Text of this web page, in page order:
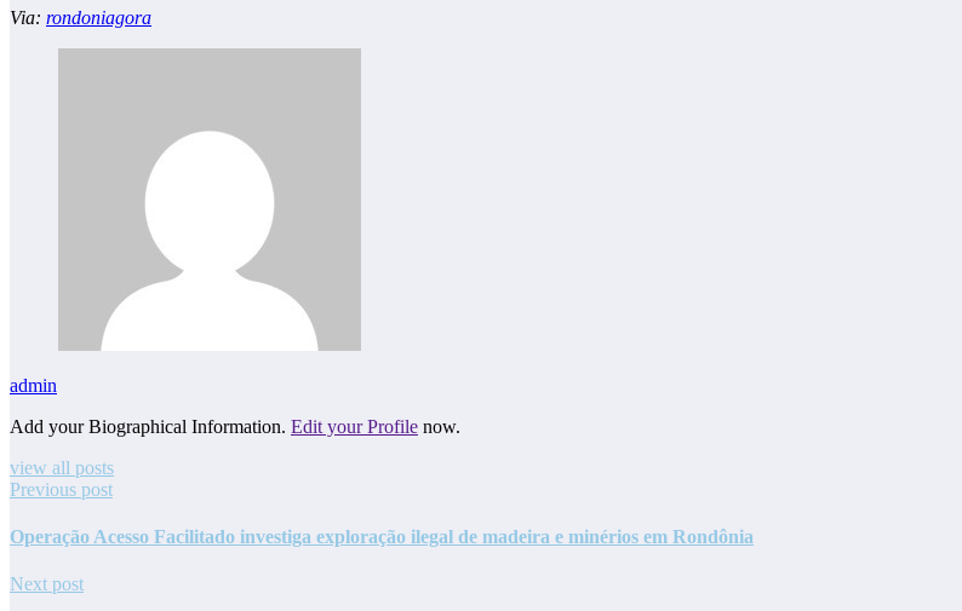
Via: rondoniagora
admin
Add your Biographical Information. Edit your Profile now.
view all posts
Previous post
Operação Acesso Facilitado investiga exploração ilegal de madeira e minérios em Rondônia
Next post